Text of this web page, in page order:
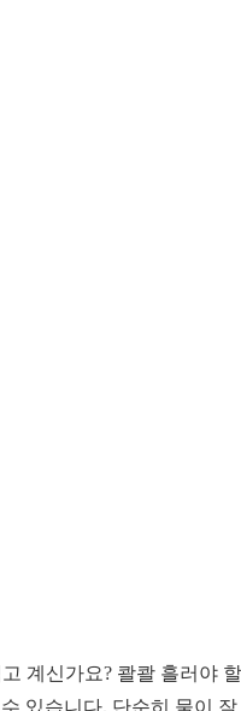
계신가요? 콸콸 흘러야
있습니다. 단순히 물이